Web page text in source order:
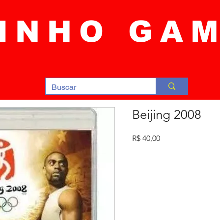
Beijing 2008
R$ 40,00Preço